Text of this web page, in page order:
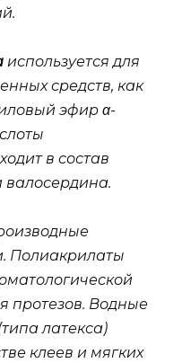
используется для
средств, как
эфир α-
в состав
валосердина.
Полиакрилаты
протезов. Водные
латекса)
клеев и мягких